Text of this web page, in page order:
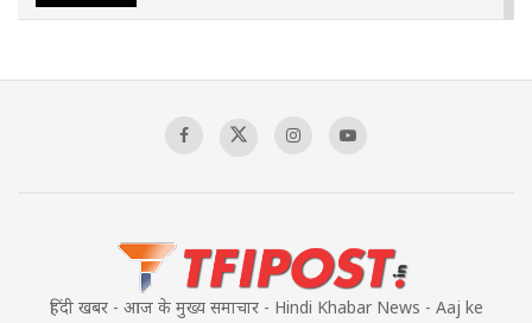
Sagar
हिंदी खबर - आज के मुख्य समाचार - Hindi Khabar News - Aaj ke